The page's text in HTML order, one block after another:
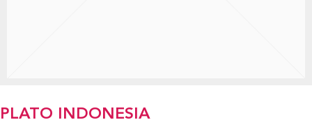
PLATO INDONESIA